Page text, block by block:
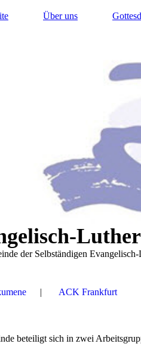
Über uns
der Selbständigen
ACK Frankfurt
beteiligt sich in zwei